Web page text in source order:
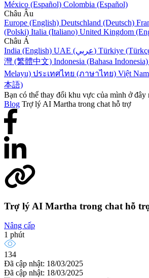
México (Español) Colombia (Español)
Châu Âu
Europe (English) Deutschland (Deutsch)
(Polski) Italia (Italiano) United Kingdom
Châu Á
India (English)
UAE (عربي) Türkiye
灣 (繁體中文) Indonesia (Bahasa Indonesia)
Melayu) ประเทศไทย (ภาษาไทย) Việt
本語)
Bạn có thể thay đổi khu vực của mình ở đây
Blog Trợ lý AI Martha trong chat hỗ trợ
Trợ lý AI Martha trong chat hỗ
Nâng cấp
1 phút
134
Đã cập nhật: 18/03/2025
Đã cập nhật: 18/03/2025